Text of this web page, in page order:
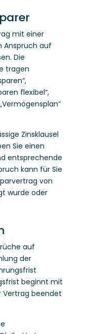
mit einer
Anspruch auf
Die
tragen
flexibel“,
Zinsklausel
Sie einen
entsprechende
kann für Sie
von
wurde oder
auf
der
beginnt mit
Vertrag beendet